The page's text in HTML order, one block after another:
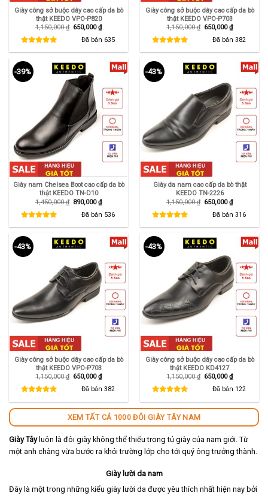
Giày công sở buộc dây cao cấp da bò
thật KEEDO VPO-P820
1,150,000₫ Giá
1,150,000 ₫.
650,000₫Giá
hiện
tại
là:
650,000 ₫.
Đã bán 635
Giày công sở buộc dây cao cấp da bò
thật KEEDO VPO-P703
1,150,000₫ Giá
1,150,000 ₫.
650,000₫Giá
hiện
tại
là:
650,000 ₫.
Đã bán 382
-39%
Giày nam Chelsea Boot cao cấp da bò
thật KEEDO TN-D10
1,450,000₫ Giá
1,450,000 ₫.
890,000₫Giá
hiện
tại
là:
Đã bán 536
-43%
Giày da nam cao cấp da bò thật
KEEDO TN-2226
1,150,000₫ Giá
1,150,000 ₫.
650,000₫Giá
hiện
tại
là:
Đã bán 316
-43%
Giày công sở buộc dây cao cấp da bò
thật KEEDO VPO-P703
1,150,000₫ Giá
650,000₫Giá
hiện
tại
Đã bán 382
-43%
Giày công sở buộc dây cao cấp da bò
thật KEEDO KD4127
1,150,000₫ Giá
650,000₫Giá
hiện
tại
Đã bán 122
XEM TẤT CẢ 1000 ĐÔI GIÀY TÂY NAM
Giày Tâyluôn là đôi giày không thể thiếu trong tủ giày của nam giới. Từ
một anh chàng vừa bước ra khỏi trường lớp cho tới quý ông trưởng thành.
Giày lười da nam
Đây là một trong những kiểu giày lười da được yêu thích nhất hiện nay bởi